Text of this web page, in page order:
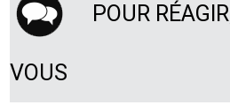
POUR
VOUS